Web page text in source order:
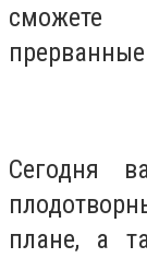
сможете
Сегодня
плане, а